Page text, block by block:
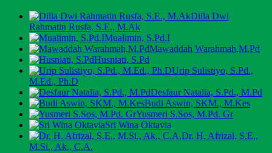
Dilla Dwi
Rahmatin Rusfa, S.E., M.Ak
Mualimin, S.Pd.I
Mawaddah Warahmah,M.Pd
Husniati, S.Pd
Urip Sulistiyo, S.Pd.,
M.Ed., Ph.D
Desfaur Natalia, S.Pd., M.Pd
Budi Aswin, SKM., M.Kes
Yusmeri S.Sos, M.Pd. Gr
Sri Wina Oktavia
Dr. H. Afrizal, S.E.,
M.Si., Ak., C.A.